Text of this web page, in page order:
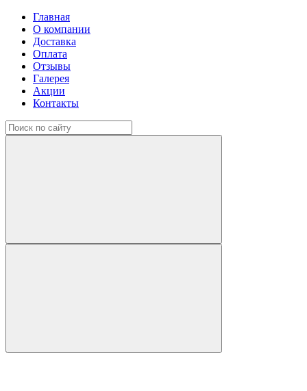
Главная
О компании
Доставка
Оплата
Отзывы
Галерея
Акции
Контакты